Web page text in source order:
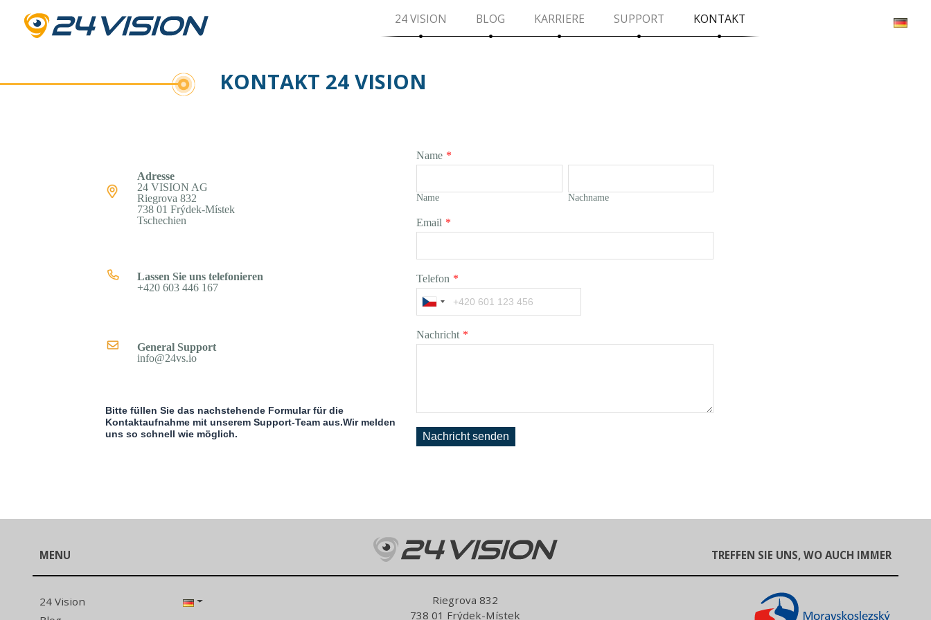
24 VISION BLOG KARRIERE SUPPORT KONTAKT
KONTAKT 24 VISION
Adresse
24 VISION AG
Riegrova 832
738 01 Frýdek-Místek
Tschechien
Lassen Sie uns telefonieren
+420 603 446 167
General Support
info@24vs.io
Bitte füllen Sie das nachstehende Formular für die
Kontaktaufnahme mit unserem Support-Team aus.Wir melden
uns so schnell wie möglich.
Name *
Name Nachname
Email *
Telefon *
Nachricht *
Nachricht senden
MENU TREFFEN SIE UNS, WO AUCH IMMER
24 Vision
Riegrova 832
738 01 Frýdek-Místek